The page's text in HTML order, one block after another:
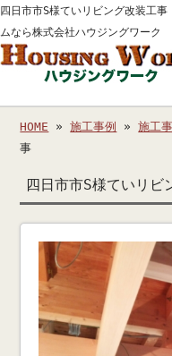
四日市市S様ていリビング改装工
ムなら株式会社ハウジングワーク
HOME »施工事例 »施工
事
四日市市S様ていリビ